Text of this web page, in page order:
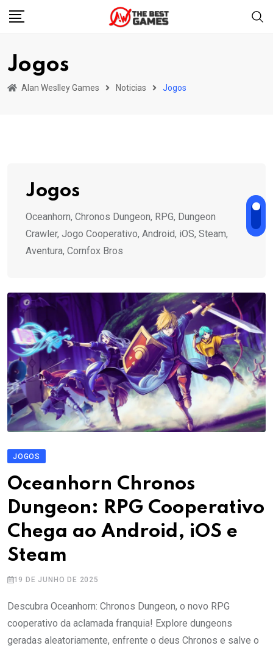
Skip
Jogos
Alan Weslley Games Noticias Jogos
Jogos
Oceanhorn, Chronos Dungeon, RPG, Dungeon
Crawler, Jogo Cooperativo, Android, iOS, Steam,
Aventura, Cornfox Bros
JOGOS
Oceanhorn Chronos
Dungeon: RPG Cooperativo
Chega ao Android, iOS e
Steam
19 DE JUNHO DE 2025
Descubra Oceanhorn: Chronos Dungeon, o novo RPG
cooperativo da aclamada franquia! Explore dungeons
geradas aleatoriamente, enfrente o deus Chronos e salve o